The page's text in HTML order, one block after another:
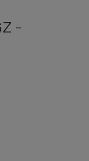
–